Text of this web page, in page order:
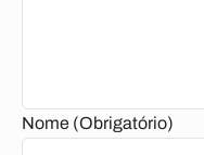
Nome (Obrigatório)